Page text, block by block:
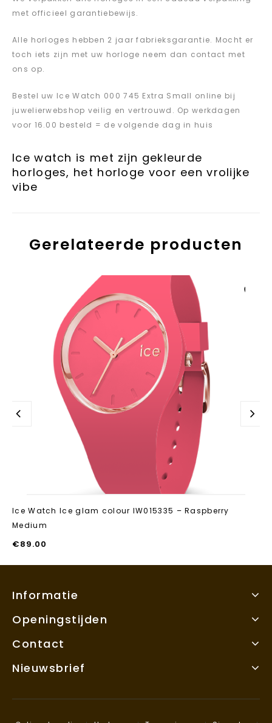
met officieel garantiebewijs.
Alle horloges hebben 2 jaar fabrieksgarantie. Mocht er
toch iets zijn met uw horloge neem dan contact met
ons op.
Bestel uw Ice Watch 000 745 Extra Small online bij
juwelierwebshop veilig en vertrouwd. Op werkdagen
voor 16.00 besteld = de volgende dag in huis
Ice watch is met zijn gekleurde
horloges, het horloge voor een vrolijke
vibe
Gerelateerde producten
Ice Watch Ice glam colour IW015335 – Raspberry
Medium
€89.00
Informatie
Openingstijden
Contact
Nieuwsbrief